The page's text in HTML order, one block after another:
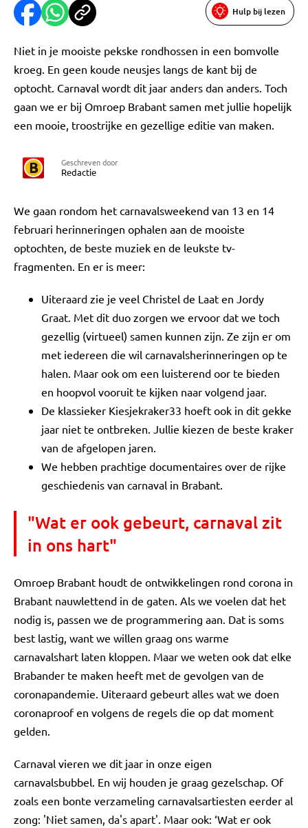
Hulp bij lezen
Niet in je mooiste pekske rondhossen in een bomvolle
kroeg. En geen koude neusjes langs de kant bij de
optocht. Carnaval wordt dit jaar anders dan anders. Toch
gaan we er bij Omroep Brabant samen met jullie hopelijk
een mooie, troostrijke en gezellige editie van maken.
Geschreven door
Redactie
We gaan rondom het carnavalsweekend van 13 en 14
februari herinneringen ophalen aan de mooiste
optochten, de beste muziek en de leukste tv-
fragmenten. En er is meer:
Uiteraard zie je veel Christel de Laat en Jordy
Graat. Met dit duo zorgen we ervoor dat we toch
gezellig (virtueel) samen kunnen zijn. Ze zijn er om
met iedereen die wil carnavalsherinneringen op te
halen. Maar ook om een luisterend oor te bieden
en hoopvol vooruit te kijken naar volgend jaar.
De klassieker Kiesjekraker33 hoeft ook in dit gekke
jaar niet te ontbreken. Jullie kiezen de beste kraker
van de afgelopen jaren.
We hebben prachtige documentaires over de rijke
geschiedenis van carnaval in Brabant.
"Wat er ook gebeurt, carnaval zit
in ons hart"
Omroep Brabant houdt de ontwikkelingen rond corona in
Brabant nauwlettend in de gaten. Als we voelen dat het
nodig is, passen we de programmering aan. Dat is soms
best lastig, want we willen graag ons warme
carnavalshart laten kloppen. Maar we weten ook dat elke
Brabander te maken heeft met de gevolgen van de
coronapandemie. Uiteraard gebeurt alles wat we doen
coronaproof en volgens de regels die op dat moment
gelden.
Carnaval vieren we dit jaar in onze eigen
carnavalsbubbel. En wij houden je graag gezelschap. Of
zoals een bonte verzameling carnavalsartiesten eerder al
zong: 'Niet samen, da's apart'. Maar ook: ‘Wat er ook